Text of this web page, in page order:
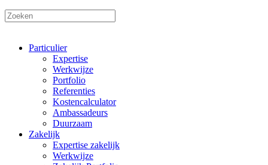
Particulier
Expertise
Werkwijze
Portfolio
Referenties
Kostencalculator
Ambassadeurs
Duurzaam
Zakelijk
Expertise zakelijk
Werkwijze